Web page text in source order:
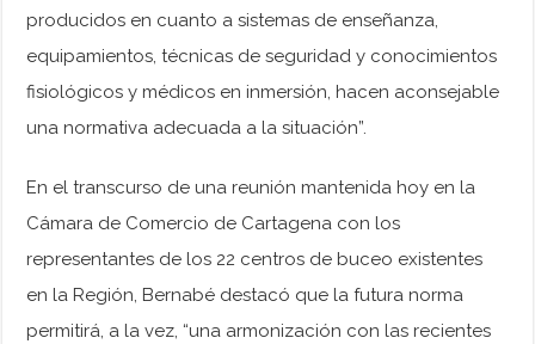
producidos en cuanto a sistemas de enseñanza,
equipamientos, técnicas de seguridad y conocimientos
fisiológicos y médicos en inmersión, hacen aconsejable
una normativa adecuada a la situación”.
En el transcurso de una reunión mantenida hoy en la
Cámara de Comercio de Cartagena con los
representantes de los 22 centros de buceo existentes
en la Región, Bernabé destacó que la futura norma
permitirá, a la vez, “una armonización con las recientes